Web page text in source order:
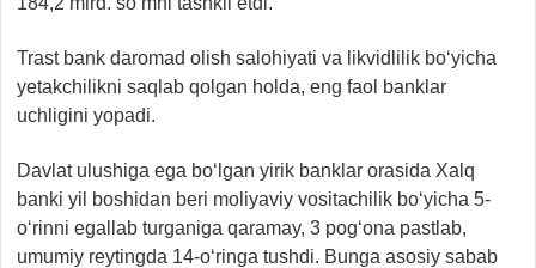
Trast bank daromad olish salohiyati va likvidlilik bo‘yicha
yetakchilikni saqlab qolgan holda, eng faol banklar
uchligini yopadi.
Davlat ulushiga ega bo‘lgan yirik banklar orasida Xalq
banki yil boshidan beri moliyaviy vositachilik bo‘yicha 5-
o‘rinni egallab turganiga qaramay, 3 pog‘ona pastlab,
umumiy reytingda 14-o‘ringa tushdi. Bunga asosiy sabab